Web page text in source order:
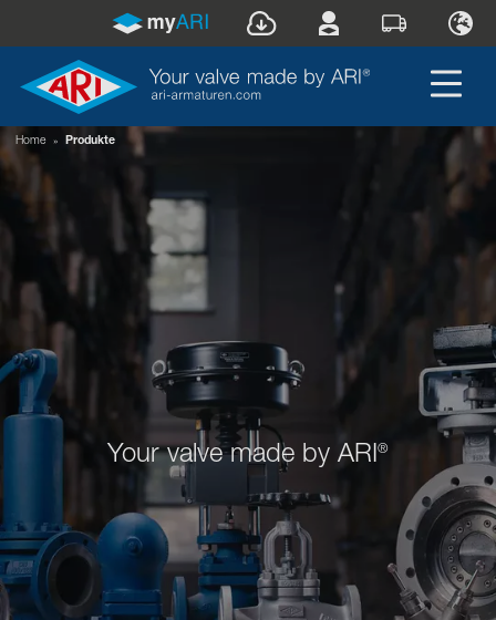
Home » Produkte
Your valve made by ARI®